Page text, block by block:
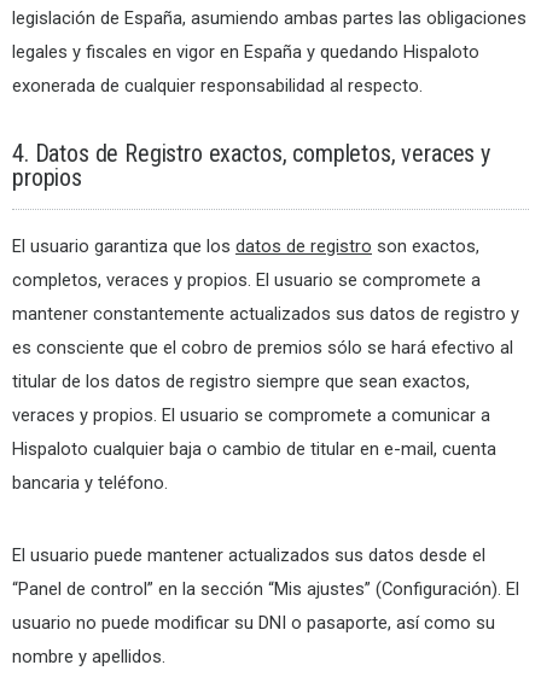
legislación de España, asumiendo ambas partes las obligaciones
legales y fiscales en vigor en España y quedando Hispaloto
exonerada de cualquier responsabilidad al respecto.
4. Datos de Registro exactos, completos, veraces y
propios
El usuario garantiza que los datos de registro son exactos,
completos, veraces y propios. El usuario se compromete a
mantener constantemente actualizados sus datos de registro y
es consciente que el cobro de premios sólo se hará efectivo al
titular de los datos de registro siempre que sean exactos,
veraces y propios. El usuario se compromete a comunicar a
Hispaloto cualquier baja o cambio de titular en e-mail, cuenta
bancaria y teléfono.
El usuario puede mantener actualizados sus datos desde el
“Panel de control” en la sección “Mis ajustes” (Configuración). El
usuario no puede modificar su DNI o pasaporte, así como su
nombre y apellidos.